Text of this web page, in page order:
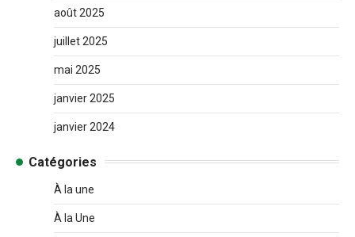
août 2025
juillet 2025
mai 2025
janvier 2025
janvier 2024
Catégories
À la une
À la Une